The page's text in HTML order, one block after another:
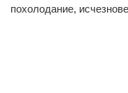
похолодание,